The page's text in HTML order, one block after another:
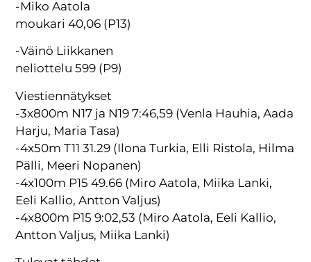
-Miko Aatola
moukari 40,06 (P13)
-Väinö Liikkanen
neliottelu 599 (P9)
Viestiennätykset
-3x800m N17 ja N19 7:46,59 (Venla Hauhia, Aada
Harju, Maria Tasa)
-4x50m T11 31.29 (Ilona Turkia, Elli Ristola, Hilma
Pälli, Meeri Nopanen)
-4x100m P15 49.66 (Miro Aatola, Miika Lanki,
Eeli Kallio, Antton Valjus)
-4x800m P15 9:02,53 (Miro Aatola, Eeli Kallio,
Antton Valjus, Miika Lanki)